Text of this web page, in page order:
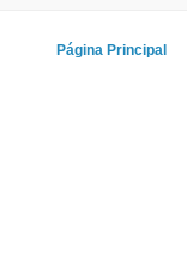
Página Principal